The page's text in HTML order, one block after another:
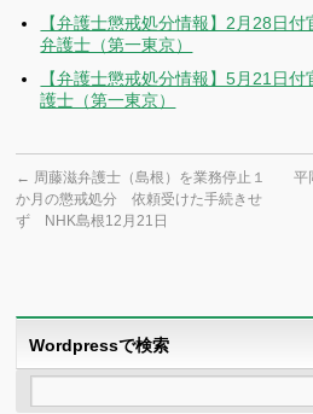
【弁護士懲戒処分情報】2月28日
弁護士（第一東京）
【弁護士懲戒処分情報】5月21日
護士（第一東京）
← 周藤滋弁護士（島根）を業務停止１
か月の懲戒処分 依頼受けた手続きせ
ず NHK島根12月21日
平
Wordpressで検索